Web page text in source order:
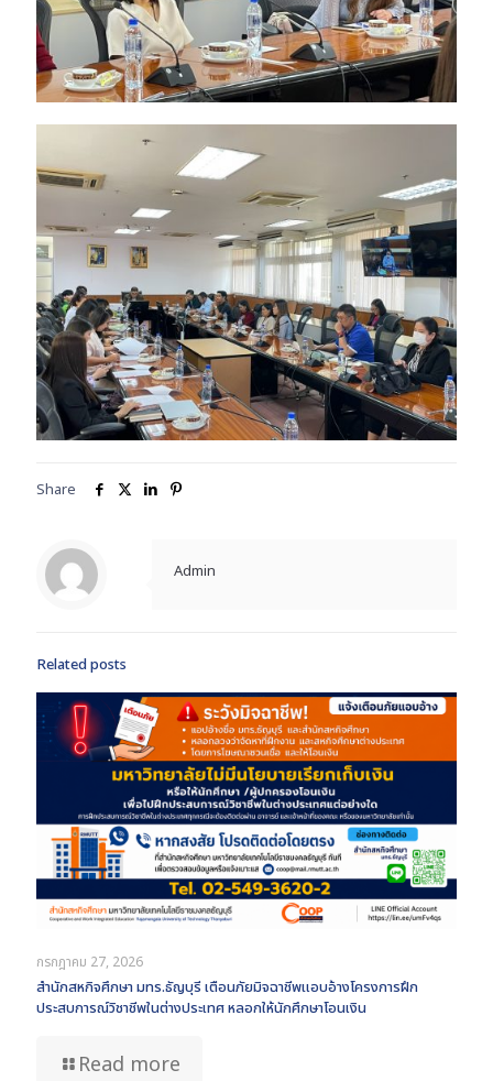
Share
Admin
Related posts
กรกฎาคม 27, 2026
สำนักสหกิจศึกษา มทร.ธัญบุรี เตือนภัยมิจฉาชีพแอบอ้างโครงการฝึก
ประสบการณ์วิชาชีพในต่างประเทศ หลอกให้นักศึกษาโอนเงิน
Read more